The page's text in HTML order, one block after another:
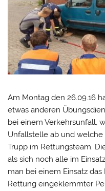
Am Montag den 26.09.16
etwas anderen
bei einem Verkehrsunfall,
Unfallstelle ab und
Trupp im Rettungsteam.
als sich noch alle im
man bei einem Einsatz
Rettung eingeklemmter